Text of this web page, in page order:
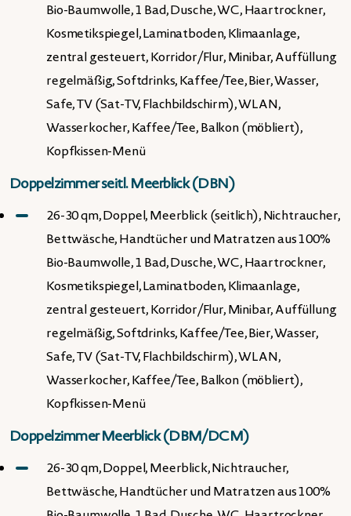
Bio-Baumwolle, 1 Bad, Dusche, WC, Haartrockner,
Kosmetikspiegel, Laminatboden, Klimaanlage,
zentral gesteuert, Korridor/Flur, Minibar, Auffüllung
regelmäßig, Softdrinks, Kaffee/Tee, Bier, Wasser,
Safe, TV (Sat-TV, Flachbildschirm), WLAN,
Wasserkocher, Kaffee/Tee, Balkon (möbliert),
Kopfkissen-Menü
Doppelzimmer seitl. Meerblick (DBN)
26-30 qm, Doppel, Meerblick (seitlich), Nichtraucher,
Bettwäsche, Handtücher und Matratzen aus 100%
Bio-Baumwolle, 1 Bad, Dusche, WC, Haartrockner,
Kosmetikspiegel, Laminatboden, Klimaanlage,
zentral gesteuert, Korridor/Flur, Minibar, Auffüllung
regelmäßig, Softdrinks, Kaffee/Tee, Bier, Wasser,
Safe, TV (Sat-TV, Flachbildschirm), WLAN,
Wasserkocher, Kaffee/Tee, Balkon (möbliert),
Kopfkissen-Menü
Doppelzimmer Meerblick (DBM/DCM)
26-30 qm, Doppel, Meerblick, Nichtraucher,
Bettwäsche, Handtücher und Matratzen aus 100%